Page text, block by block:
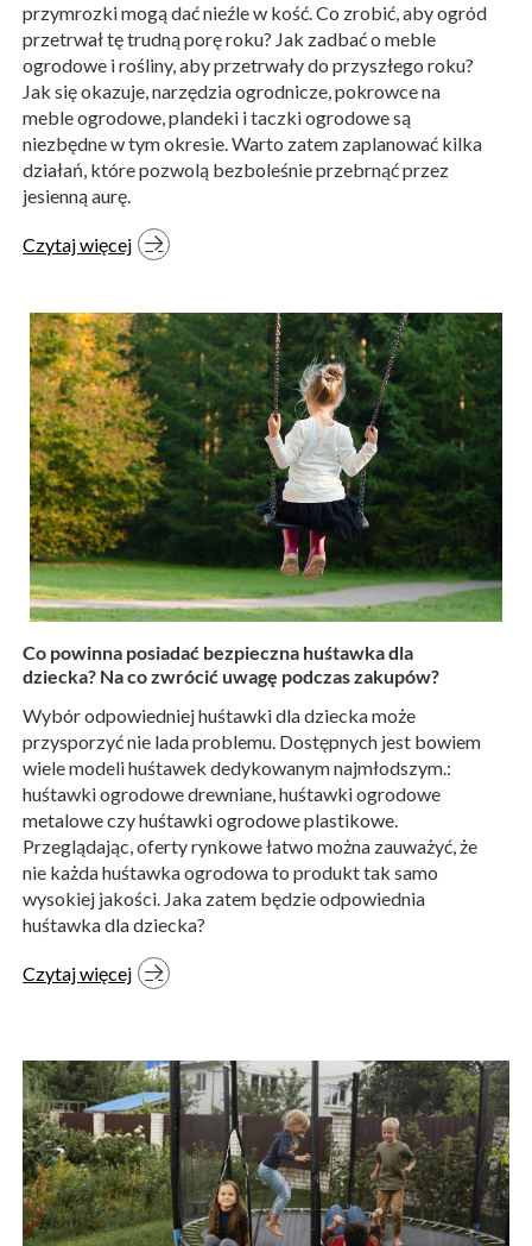
przymrozki mogą dać nieźle w kość. Co zrobić, aby ogród
przetrwał tę trudną porę roku? Jak zadbać o meble
ogrodowe i rośliny, aby przetrwały do przyszłego roku?
Jak się okazuje, narzędzia ogrodnicze, pokrowce na
meble ogrodowe, plandeki i taczki ogrodowe są
niezbędne w tym okresie. Warto zatem zaplanować kilka
działań, które pozwolą bezboleśnie przebrnąć przez
jesienną aurę.
Czytaj więcej
Co powinna posiadać bezpieczna huśtawka dla
dziecka? Na co zwrócić uwagę podczas zakupów?
Wybór odpowiedniej huśtawki dla dziecka może
przysporzyć nie lada problemu. Dostępnych jest bowiem
wiele modeli huśtawek dedykowanym najmłodszym.:
huśtawki ogrodowe drewniane, huśtawki ogrodowe
metalowe czy huśtawki ogrodowe plastikowe.
Przeglądając, oferty rynkowe łatwo można zauważyć, że
nie każda huśtawka ogrodowa to produkt tak samo
wysokiej jakości. Jaka zatem będzie odpowiednia
huśtawka dla dziecka?
Czytaj więcej